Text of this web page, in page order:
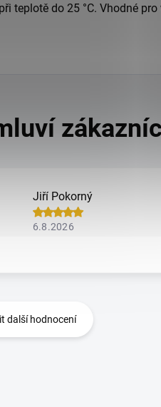
teplotě do 25 °C. Vhodné
Jiří Pokorný
6.8.2026
další hodnocení